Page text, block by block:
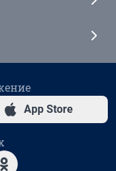
App Store